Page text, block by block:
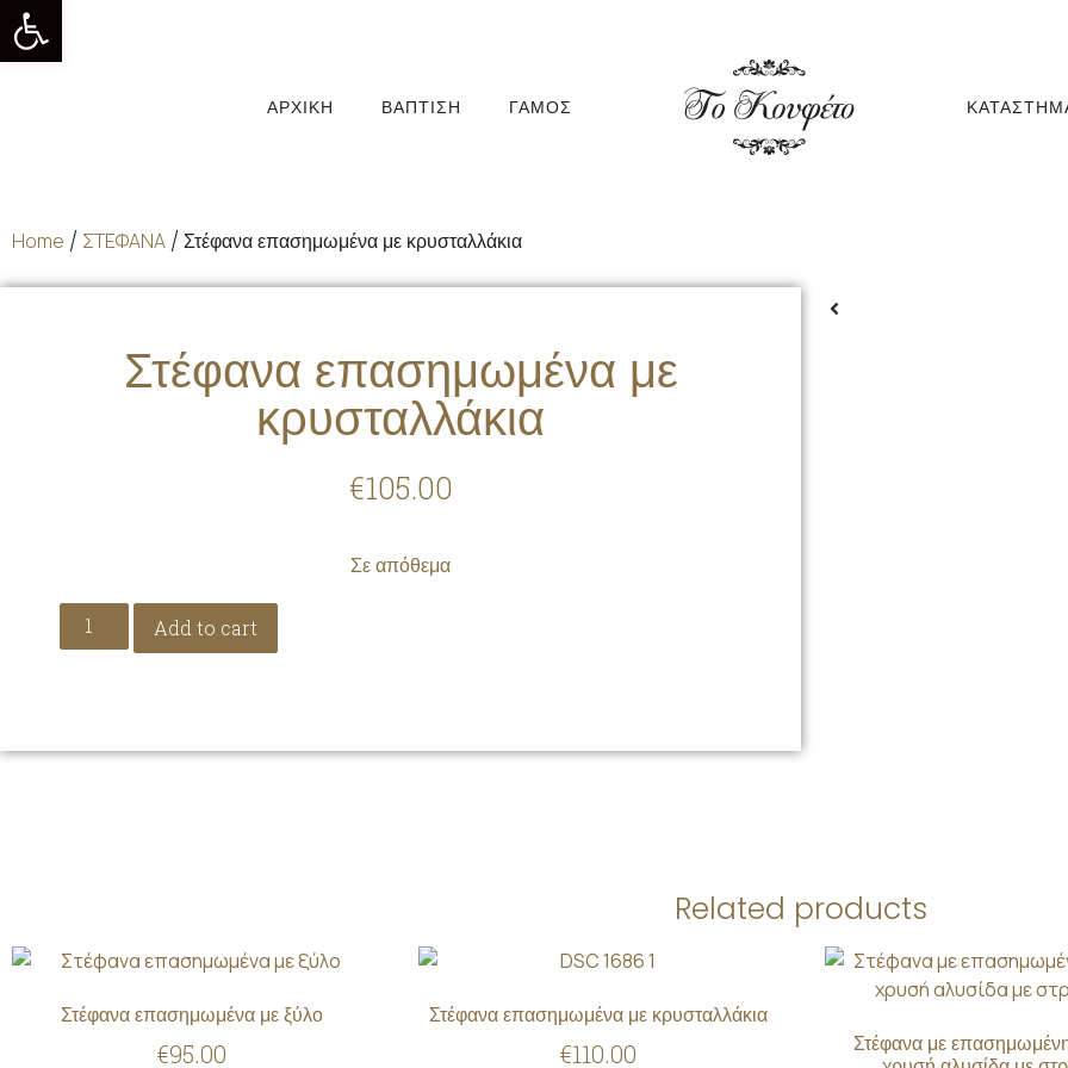
Ανοίξτε τη γραμμή εργαλείων
ΑΡΧΙΚΉ ΒΆΠΤΙΣΗ ΓΆΜΟΣ
Home / ΣΤΕΦΑΝΑ / Στέφανα επασημωμένα με κρυσταλλάκια
Στέφανα επασημωμένα με
κρυσταλλάκια
€105.00
Σε απόθεμα
Add to cart
Related products
Στέφανα επασημωμένα με ξύλο
€95.00
Στέφανα επασημωμένα με κρυσταλλάκια
€110.00
Στέφανα με